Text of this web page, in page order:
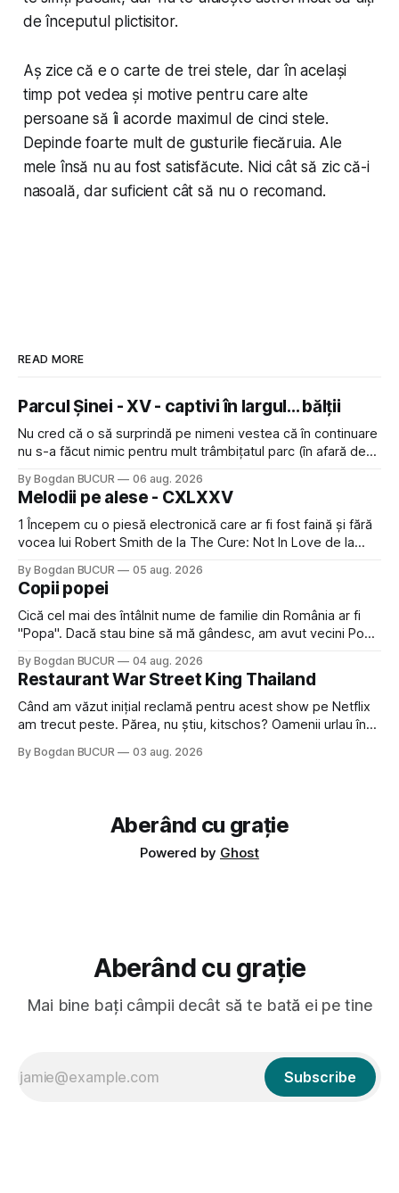
de începutul plictisitor.
Aș zice că e o carte de trei stele, dar în același
timp pot vedea și motive pentru care alte
persoane să îi acorde maximul de cinci stele.
Depinde foarte mult de gusturile fiecăruia. Ale
mele însă nu au fost satisfăcute. Nici cât să zic că-i
nasoală, dar suficient cât să nu o recomand.
READ MORE
Parcul Șinei - XV - captivi în largul... bălții
Nu cred că o să surprindă pe nimeni vestea că în continuare
nu s-a făcut nimic pentru mult trâmbițatul parc (în afară de
timp pui și latră prin gard la lumea care trece prin zonă). Am
avut, în schimb, o belea
By Bogdan BUCUR 06 aug. 2026
Melodii pe alese - CXLXXV
1 Începem cu o piesă electronică care ar fi fost faină și fără
vocea lui Robert Smith de la The Cure: Not In Love de la
a dovedit că jumătatea masculină a acelui duo era cam
dubioasă...) 2. Băgăm la
By Bogdan BUCUR 05 aug. 2026
Copii popei
Cică cel mai des întâlnit nume de familie din România ar fi
"Popa". Dacă stau bine să mă gândesc, am avut vecini Popa
Dexonline spune de etimologia termenului de popă că ar
veni din slava veche, popŭ,
By Bogdan BUCUR 04 aug. 2026
Restaurant War Street King Thailand
Când am văzut inițial reclamă pentru acest show pe Netflix
am trecut peste. Părea, nu știu, kitschos? Oamenii urlau în
fine dining din alte show-uri... așa că am zis pas. Apoi ceva,
By Bogdan BUCUR 03 aug. 2026
Aberând cu grație
Powered by Ghost
Aberând cu grație
Mai bine bați câmpii decât să te bată ei pe tine
Subscribe